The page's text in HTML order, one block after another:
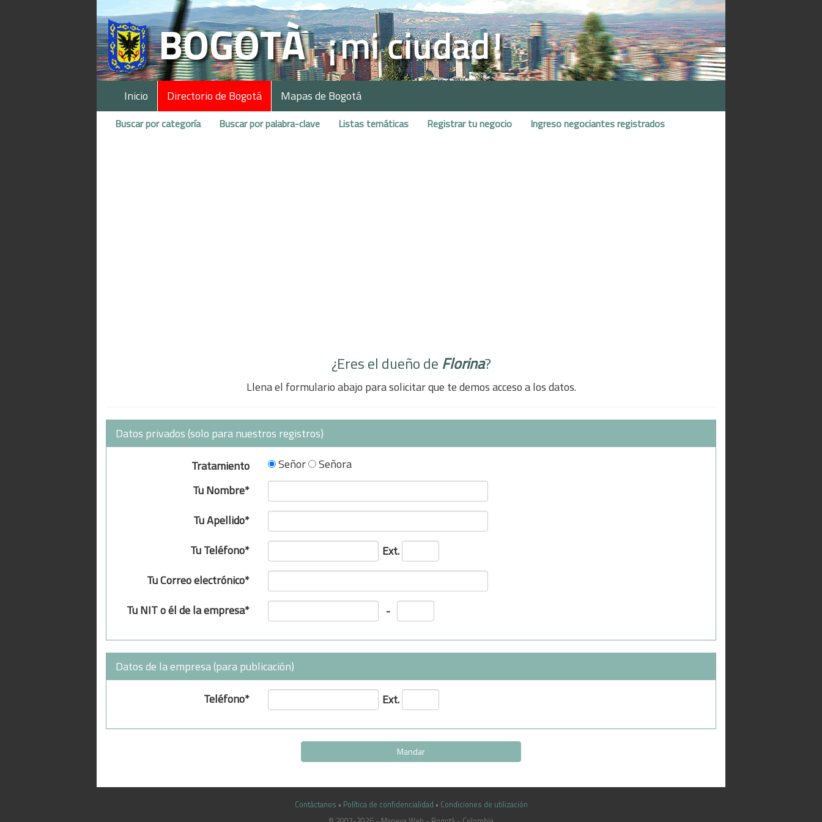
Inicio Directorio de Bogotá Mapas de Bogotá
Buscar por categoría Buscar por palabra-clave Listas temáticas Registrar tu negocio Ingreso negociantes registrados
¿Eres el dueño de Florina?
Llena el formulario abajo para solicitar que te demos acceso a los datos.
Datos privados (solo para nuestros registros)
Tratamiento
Señor
Señora
Tu Nombre*
Tu Apellido*
Tu Teléfono*
Ext.
Tu Correo electrónico*
Tu NIT o él de la empresa*
-
Datos de la empresa (para publicación)
Teléfono*
Ext.
Contáctanos • Política de confidencialidad • Condiciones de utilización